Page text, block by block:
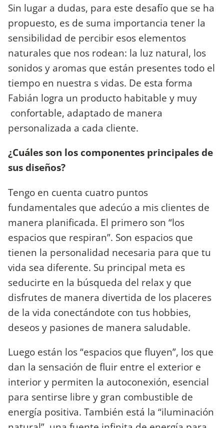
Sin lugar a dudas, para este desafío que se ha
propuesto, es de suma importancia tener la
sensibilidad de percibir esos elementos
naturales que nos rodean: la luz natural, los
sonidos y aromas que están presentes todo el
tiempo en nuestra s vidas. De esta forma
Fabián logra un producto habitable y muy
confortable, adaptado de manera
personalizada a cada cliente.
¿Cuáles son los componentes principales de
sus diseños?
Tengo en cuenta cuatro puntos
fundamentales que adecúo a mis clientes de
manera planificada. El primero son “los
espacios que respiran”. Son espacios que
tienen la personalidad necesaria para que tu
vida sea diferente. Su principal meta es
seducirte en la búsqueda del relax y que
disfrutes de manera divertida de los placeres
de la vida conectándote con tus hobbies,
deseos y pasiones de manera saludable.
Luego están los “espacios que fluyen”, los que
dan la sensación de fluir entre el exterior e
interior y permiten la autoconexión, esencial
para sentirse libre y gran combustible de
energía positiva. También está la “iluminación